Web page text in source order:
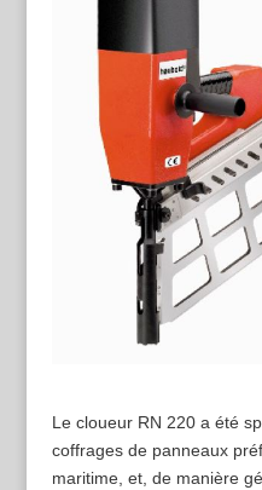
Le cloueur RN 220 a été
coffrages de panneaux
maritime, et, de manière